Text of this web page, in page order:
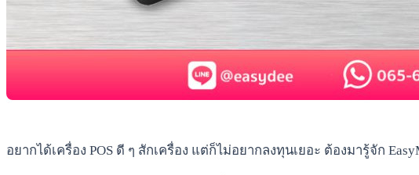
อยากได้เครื่อง POS ดี ๆ สักเครื่อง แต่ก็ไม่อยากลงทุนเยอะ ต้องมารู้จัก